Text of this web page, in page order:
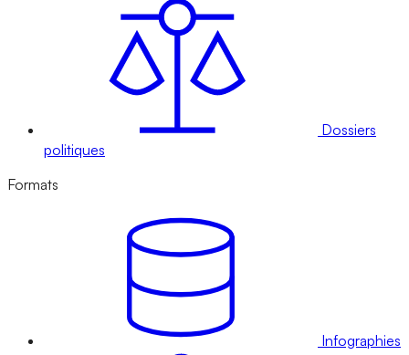
Dossiers
politiques
Formats
Infographies